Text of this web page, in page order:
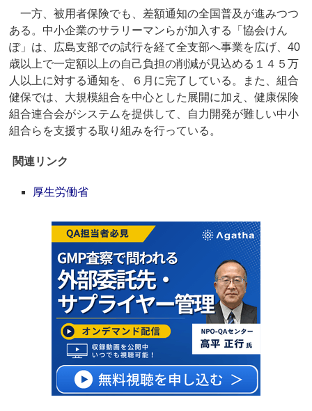
一方、被用者保険でも、差額通知の全国普及が進みつつ
ある。中小企業のサラリーマンらが加入する「協会けん
ぽ」は、広島支部での試行を経て全支部へ事業を広げ、40
歳以上で一定額以上の自己負担の削減が見込める１４５万
人以上に対する通知を、６月に完了している。また、組合
健保では、大規模組合を中心とした展開に加え、健康保険
組合連合会がシステムを提供して、自力開発が難しい中小
組合らを支援する取り組みを行っている。
関連リンク
厚生労働省